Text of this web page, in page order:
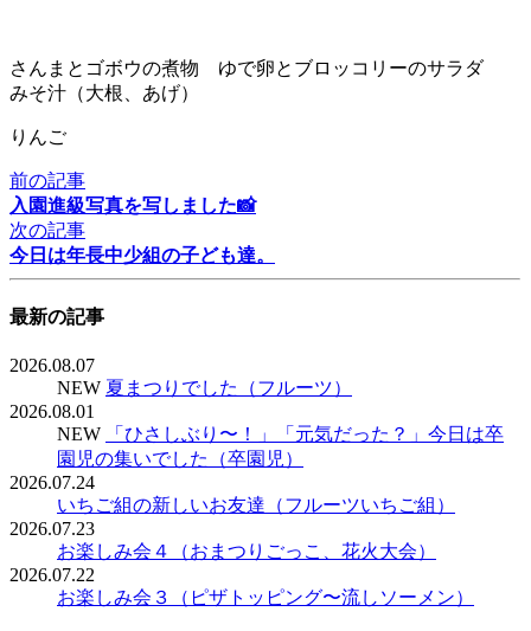
さんまとゴボウの煮物 ゆで卵とブロッコリーのサラダ
みそ汁（大根、あげ）
りんご
前の記事
入園進級写真を写しました📸
次の記事
今日は年長中少組の子ども達。
最新の記事
2026.08.07
NEW 夏まつりでした（フルーツ）
2026.08.01
NEW
「ひさしぶり〜！」「元気だった？」今日は卒
園児の集いでした（卒園児）
2026.07.24
いちご組の新しいお友達（フルーツいちご組）
2026.07.23
お楽しみ会４（おまつりごっこ、花火大会）
2026.07.22
お楽しみ会３（ピザトッピング〜流しソーメン）